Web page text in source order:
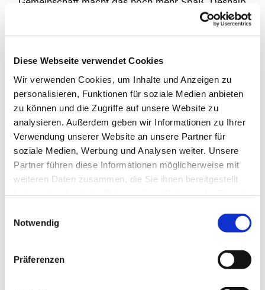
Diese Webseite verwendet Cookies
Wir verwenden Cookies, um Inhalte und Anzeigen zu
personalisieren, Funktionen für soziale Medien anbieten
zu können und die Zugriffe auf unsere Website zu
analysieren. Außerdem geben wir Informationen zu Ihrer
Verwendung unserer Website an unsere Partner für
soziale Medien, Werbung und Analysen weiter. Unsere
Partner führen diese Informationen möglicherweise mit
weiteren Daten zusammen, die Sie ihnen bereitgestellt
Notwendig
Präferenzen
treffen sich die drei Kinderchorgruppen unserer
Gemeinde jede Woche, um das gemeinsam zu tun.
Lieder, die altersgerecht und spielerisch eingeführt
kurz und manchmal erklingen auch Instrumente.
Anette Petrick, Tel. 0151 / 72 14 02 57
Mail:petrick@kirche-steinhagen.de